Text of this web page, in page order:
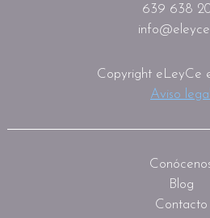
639 638
Copyright eLeyCe
Aviso legal
Blog
Contacto